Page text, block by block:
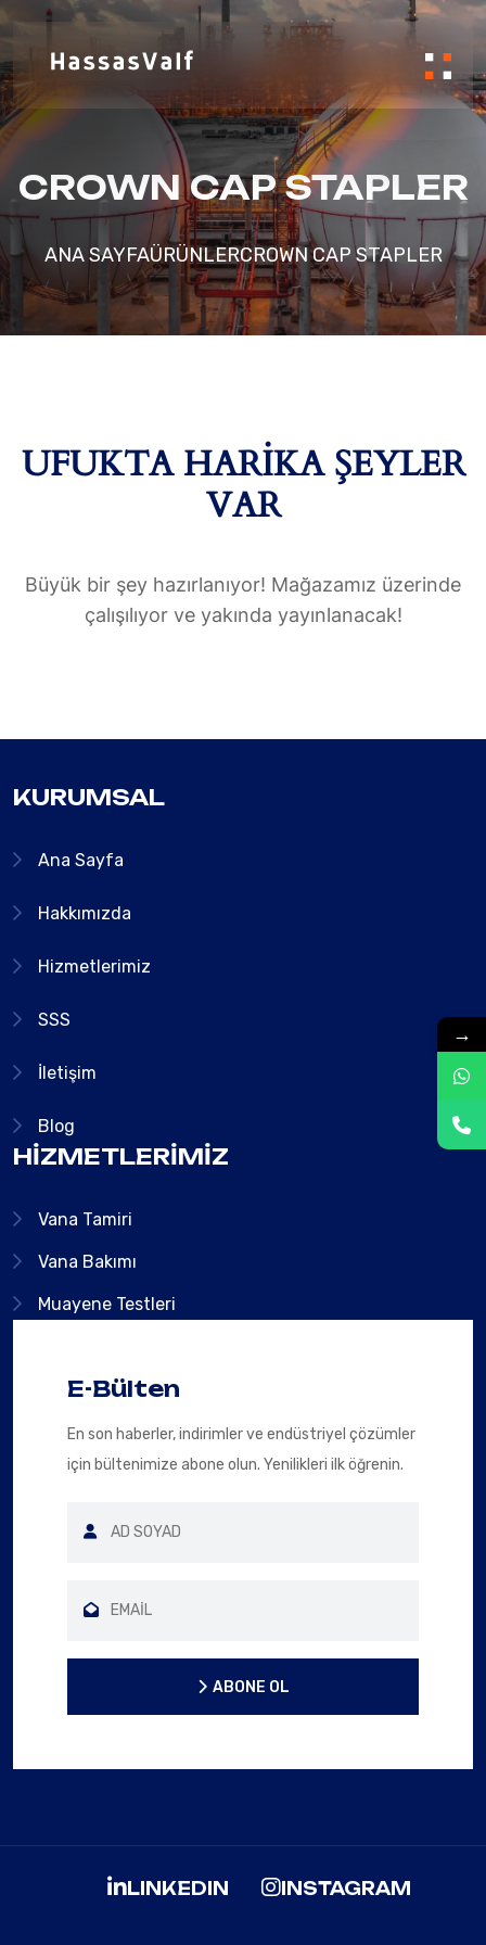
İçeriğe geç
CROWN CAP STAPLER
ANA SAYFAÜRÜNLERCROWN CAP STAPLER
UFUKTA HARIKA ŞEYLER
VAR
Büyük bir şey hazırlanıyor! Mağazamız üzerinde
çalışılıyor ve yakında yayınlanacak!
KURUMSAL
Ana Sayfa
Hakkımızda
Hizmetlerimiz
SSS
İletişim
Blog
HIZMETLERIMIZ
Vana Tamiri
Vana Bakımı
Muayene Testleri
E-Bülten
En son haberler, indirimler ve endüstriyel çözümler
için bültenimize abone olun. Yenilikleri ilk öğrenin.
ABONE OL
LINKEDIN INSTAGRAM
→